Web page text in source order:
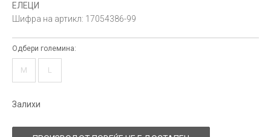
ЕЛЕЦИ
Шифра на артикл: 17054386-99
Одбери големина:
M L
Залихи